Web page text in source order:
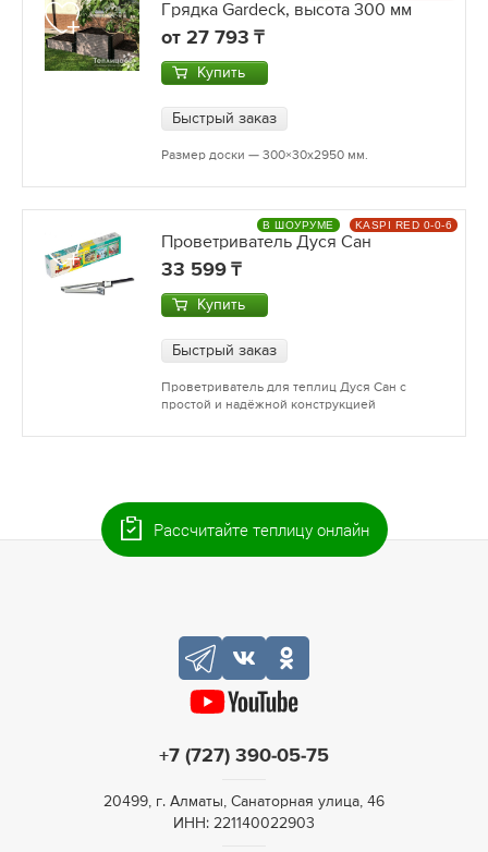
Грядка Gardeck, высота 300 мм
от 27 793
Купить
Быстрый заказ
Размер доски — 300×30х2950 мм.
Проветриватель Дуся Сан
33 599
Купить
Быстрый заказ
Проветриватель для теплиц Дуся Сан с
простой и надёжной конструкцией
В ШОУРУМЕ KASPI RED 0-0-6
+7 (727) 390-05-75
20499, г. Алматы, Санаторная улица, 46
ИНН: 221140022903
Рассчитайте теплицу онлайн